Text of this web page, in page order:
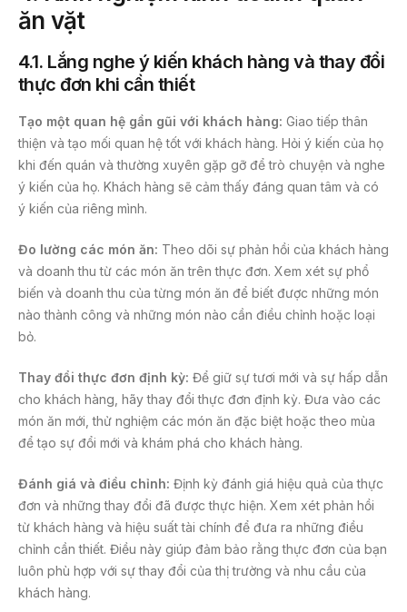
ăn vặt
4.1. Lắng nghe ý kiến khách hàng và thay đổi
thực đơn khi cần thiết
Tạo một quan hệ gần gũi với khách hàng: Giao tiếp thân
thiện và tạo mối quan hệ tốt với khách hàng. Hỏi ý kiến của họ
khi đến quán và thường xuyên gặp gỡ để trò chuyện và nghe
ý kiến của họ. Khách hàng sẽ cảm thấy đáng quan tâm và có
ý kiến của riêng mình.
Đo lường các món ăn: Theo dõi sự phản hồi của khách hàng
và doanh thu từ các món ăn trên thực đơn. Xem xét sự phổ
biến và doanh thu của từng món ăn để biết được những món
nào thành công và những món nào cần điều chỉnh hoặc loại
bỏ.
Thay đổi thực đơn định kỳ: Để giữ sự tươi mới và sự hấp dẫn
cho khách hàng, hãy thay đổi thực đơn định kỳ. Đưa vào các
món ăn mới, thử nghiệm các món ăn đặc biệt hoặc theo mùa
để tạo sự đổi mới và khám phá cho khách hàng.
Đánh giá và điều chỉnh: Định kỳ đánh giá hiệu quả của thực
đơn và những thay đổi đã được thực hiện. Xem xét phản hồi
từ khách hàng và hiệu suất tài chính để đưa ra những điều
chỉnh cần thiết. Điều này giúp đảm bảo rằng thực đơn của bạn
luôn phù hợp với sự thay đổi của thị trường và nhu cầu của
khách hàng.